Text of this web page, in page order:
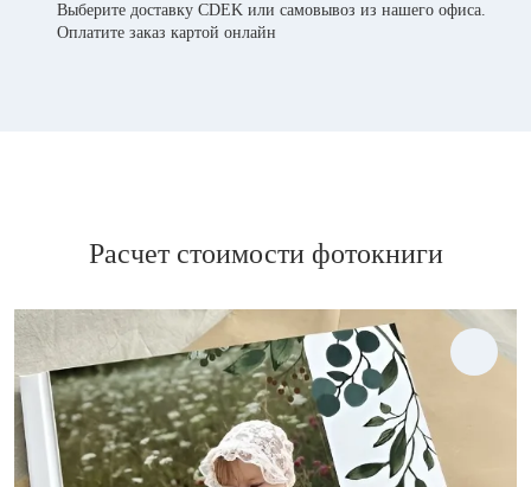
Выберите доставку CDEK или самовывоз из нашего офиса.
Оплатите заказ картой онлайн
Расчет стоимости фотокниги